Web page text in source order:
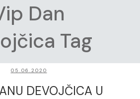
Dan
Tag
05.06.2020
DEVOJČICA U